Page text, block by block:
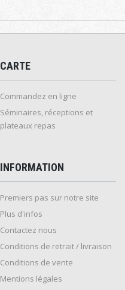
CARTE
Commandez en ligne
Séminaires, réceptions et
plateaux repas
INFORMATION
Premiers pas sur notre site
Plus d'infos
Contactez nous
Conditions de retrait / livraison
Conditions de vente
Mentions légales